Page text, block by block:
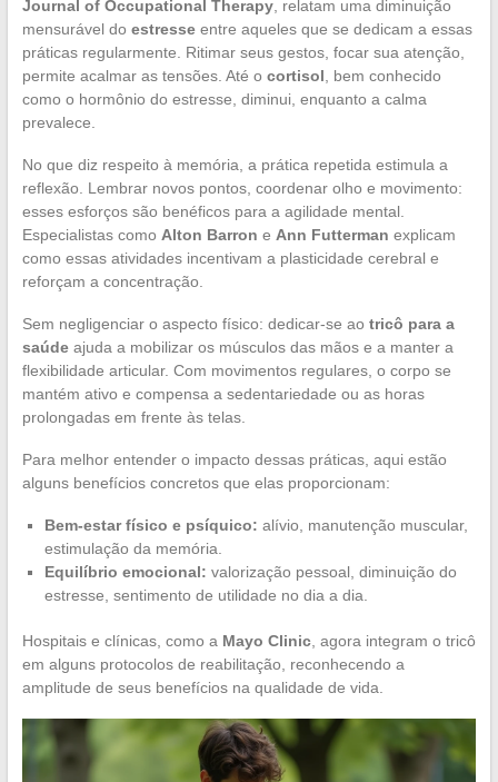
Journal of Occupational Therapy, relatam uma diminuição
mensurável do estresseentre aqueles que se dedicam a essas
práticas regularmente. Ritimar seus gestos, focar sua atenção,
permite acalmar as tensões. Até o cortisol , bem conhecido
como o hormônio do estresse, diminui, enquanto a calma
prevalece.
No que diz respeito à memória, a prática repetida estimula a
reflexão. Lembrar novos pontos, coordenar olho e movimento:
esses esforços são benéficos para a agilidade mental.
Especialistas como Alton Barron e Ann Futterman explicam
como essas atividades incentivam a plasticidade cerebral e
reforçam a concentração.
Sem negligenciar o aspecto físico: dedicar-se ao tricô para a
saúdeajuda a mobilizar os músculos das mãos e a manter a
flexibilidade articular. Com movimentos regulares, o corpo se
mantém ativo e compensa a sedentariedade ou as horas
prolongadas em frente às telas.
Para melhor entender o impacto dessas práticas, aqui estão
alguns benefícios concretos que elas proporcionam:
Bem-estar físico e psíquico: alívio, manutenção muscular,
estimulação da memória.
Equilíbrio emocional: valorização pessoal, diminuição do
estresse, sentimento de utilidade no dia a dia.
Hospitais e clínicas, como a Mayo Clinic, agora integram o tricô
em alguns protocolos de reabilitação, reconhecendo a
amplitude de seus benefícios na qualidade de vida.